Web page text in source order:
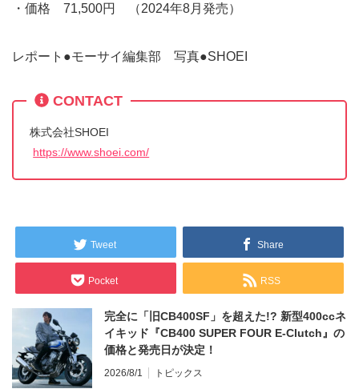
・価格 71,500円 （2024年8月発売）
レポート●モーサイ編集部 写真●SHOEI
CONTACT
株式会社SHOEI
https://www.shoei.com/
Tweet Share
Pocket RSS
完全に「旧CB400SF」を超えた!? 新型400ccネ
イキッド『CB400 SUPER FOUR E-Clutch』の
価格と発売日が決定！
2026/8/1 トピックス